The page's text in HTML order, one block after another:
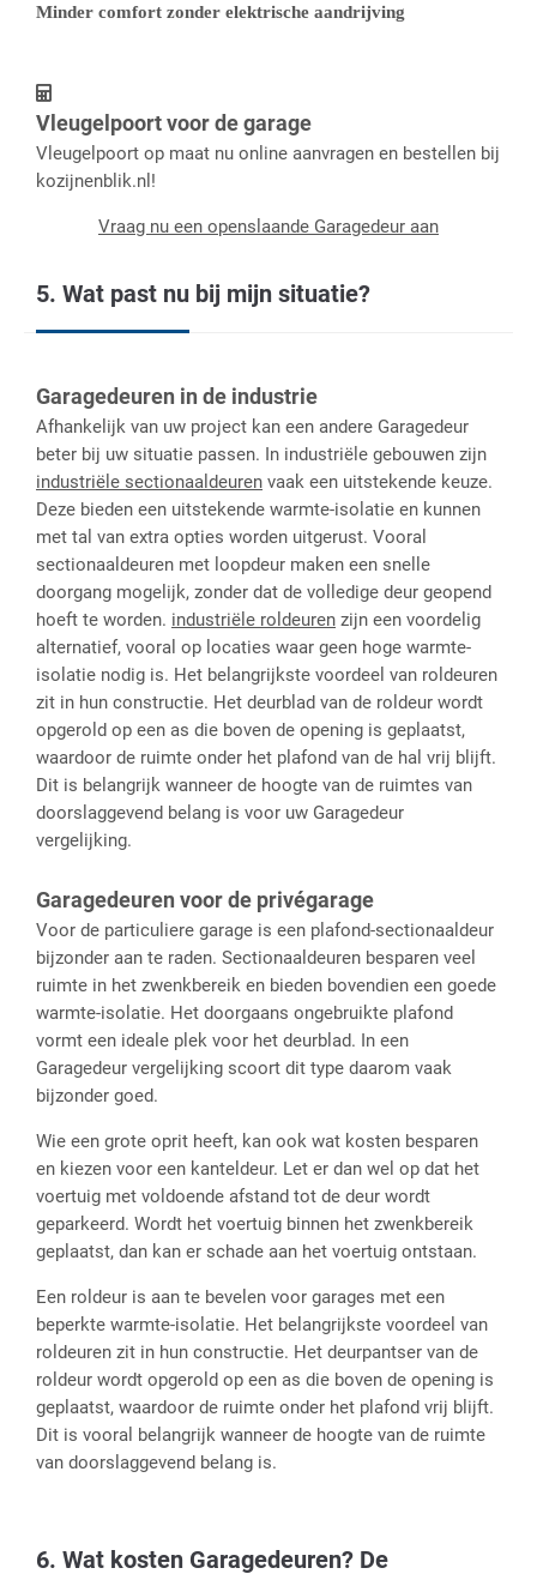
Minder comfort zonder elektrische aandrijving
Vleugelpoort voor de garage
Vleugelpoort op maat nu online aanvragen en bestellen bij
kozijnenblik.nl!
Vraag nu een openslaande Garagedeur aan
5. Wat past nu bij mijn situatie?
Garagedeuren in de industrie
Afhankelijk van uw project kan een andere Garagedeur
beter bij uw situatie passen. In industriële gebouwen zijn
industriële sectionaaldeuren vaak een uitstekende keuze.
Deze bieden een uitstekende warmte-isolatie en kunnen
met tal van extra opties worden uitgerust. Vooral
sectionaaldeuren met loopdeur maken een snelle
doorgang mogelijk, zonder dat de volledige deur geopend
hoeft te worden. industriële roldeuren zijn een voordelig
alternatief, vooral op locaties waar geen hoge warmte-
isolatie nodig is. Het belangrijkste voordeel van roldeuren
zit in hun constructie. Het deurblad van de roldeur wordt
opgerold op een as die boven de opening is geplaatst,
waardoor de ruimte onder het plafond van de hal vrij blijft.
Dit is belangrijk wanneer de hoogte van de ruimtes van
doorslaggevend belang is voor uw Garagedeur
vergelijking.
Garagedeuren voor de privégarage
Voor de particuliere garage is een plafond-sectionaaldeur
bijzonder aan te raden. Sectionaaldeuren besparen veel
ruimte in het zwenkbereik en bieden bovendien een goede
warmte-isolatie. Het doorgaans ongebruikte plafond
vormt een ideale plek voor het deurblad. In een
Garagedeur vergelijking scoort dit type daarom vaak
bijzonder goed.
Wie een grote oprit heeft, kan ook wat kosten besparen
en kiezen voor een kanteldeur. Let er dan wel op dat het
voertuig met voldoende afstand tot de deur wordt
geparkeerd. Wordt het voertuig binnen het zwenkbereik
geplaatst, dan kan er schade aan het voertuig ontstaan.
Een roldeur is aan te bevelen voor garages met een
beperkte warmte-isolatie. Het belangrijkste voordeel van
roldeuren zit in hun constructie. Het deurpantser van de
roldeur wordt opgerold op een as die boven de opening is
geplaatst, waardoor de ruimte onder het plafond vrij blijft.
Dit is vooral belangrijk wanneer de hoogte van de ruimte
van doorslaggevend belang is.
6. Wat kosten Garagedeuren? De